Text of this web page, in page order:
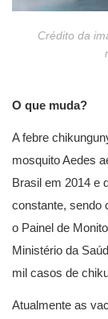
Crédito da
O que muda?
A febre
mosquito Aedes
Brasil em 2014 e
constante, sendo
o Painel de
Ministério da
mil casos de
Atualmente as